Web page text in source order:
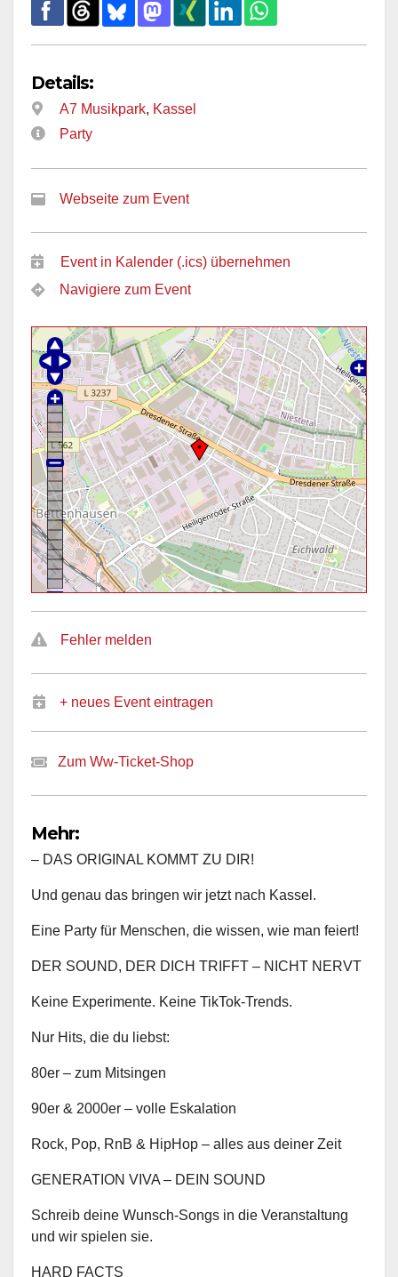
Details:
A7 Musikpark, Kassel
Party
Webseite zum Event
Event in Kalender (.ics) übernehmen
Navigiere zum Event
Fehler melden
+ neues Event eintragen
Zum Ww-Ticket-Shop
Mehr:
– DAS ORIGINAL KOMMT ZU DIR!
Und genau das bringen wir jetzt nach Kassel.
Eine Party für Menschen, die wissen, wie man feiert!
DER SOUND, DER DICH TRIFFT – NICHT NERVT
Keine Experimente. Keine TikTok-Trends.
Nur Hits, die du liebst:
80er – zum Mitsingen
90er & 2000er – volle Eskalation
Rock, Pop, RnB & HipHop – alles aus deiner Zeit
GENERATION VIVA – DEIN SOUND
Schreib deine Wunsch-Songs in die Veranstaltung
und wir spielen sie.
HARD FACTS